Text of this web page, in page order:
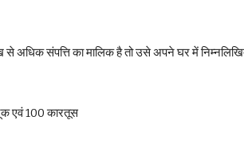
संपत्ति का मालिक है तो उसे अपने घर में निम्नलिखित
एवं 100 कारतूस